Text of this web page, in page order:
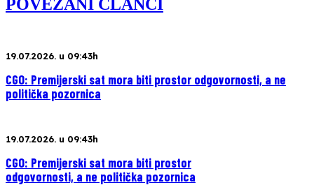
POVEZANI ČLANCI
19.07.2026. u 09:43h
CGO: Premijerski sat mora biti prostor odgovornosti, a ne
politička pozornica
19.07.2026. u 09:43h
CGO: Premijerski sat mora biti prostor
odgovornosti, a ne politička pozornica